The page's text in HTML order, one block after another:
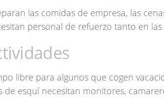
las comidas de empresa, las
personal de refuerzo tanto en
libre para algunos que cogen
de esquí necesitan monitores,